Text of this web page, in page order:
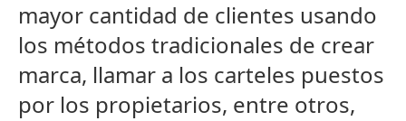
mayor cantidad de clientes usando
los métodos tradicionales de crear
marca, llamar a los carteles puestos
por los propietarios, entre otros,